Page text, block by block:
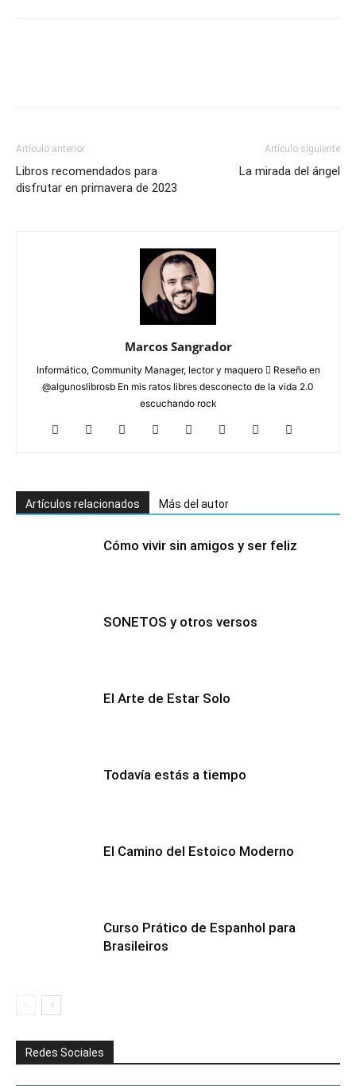
Artículo anterior
Libros recomendados para
disfrutar en primavera de 2023
Artículo siguiente
La mirada del ángel
Marcos Sangrador
Informático, Community Manager, lector y maquero  Reseño en
@algunoslibrosb En mis ratos libres desconecto de la vida 2.0
escuchando rock
Artículos relacionados Más del autor
Cómo vivir sin amigos y ser feliz
SONETOS y otros versos
El Arte de Estar Solo
Todavía estás a tiempo
El Camino del Estoico Moderno
Curso Prático de Espanhol para
Brasileiros
Redes Sociales